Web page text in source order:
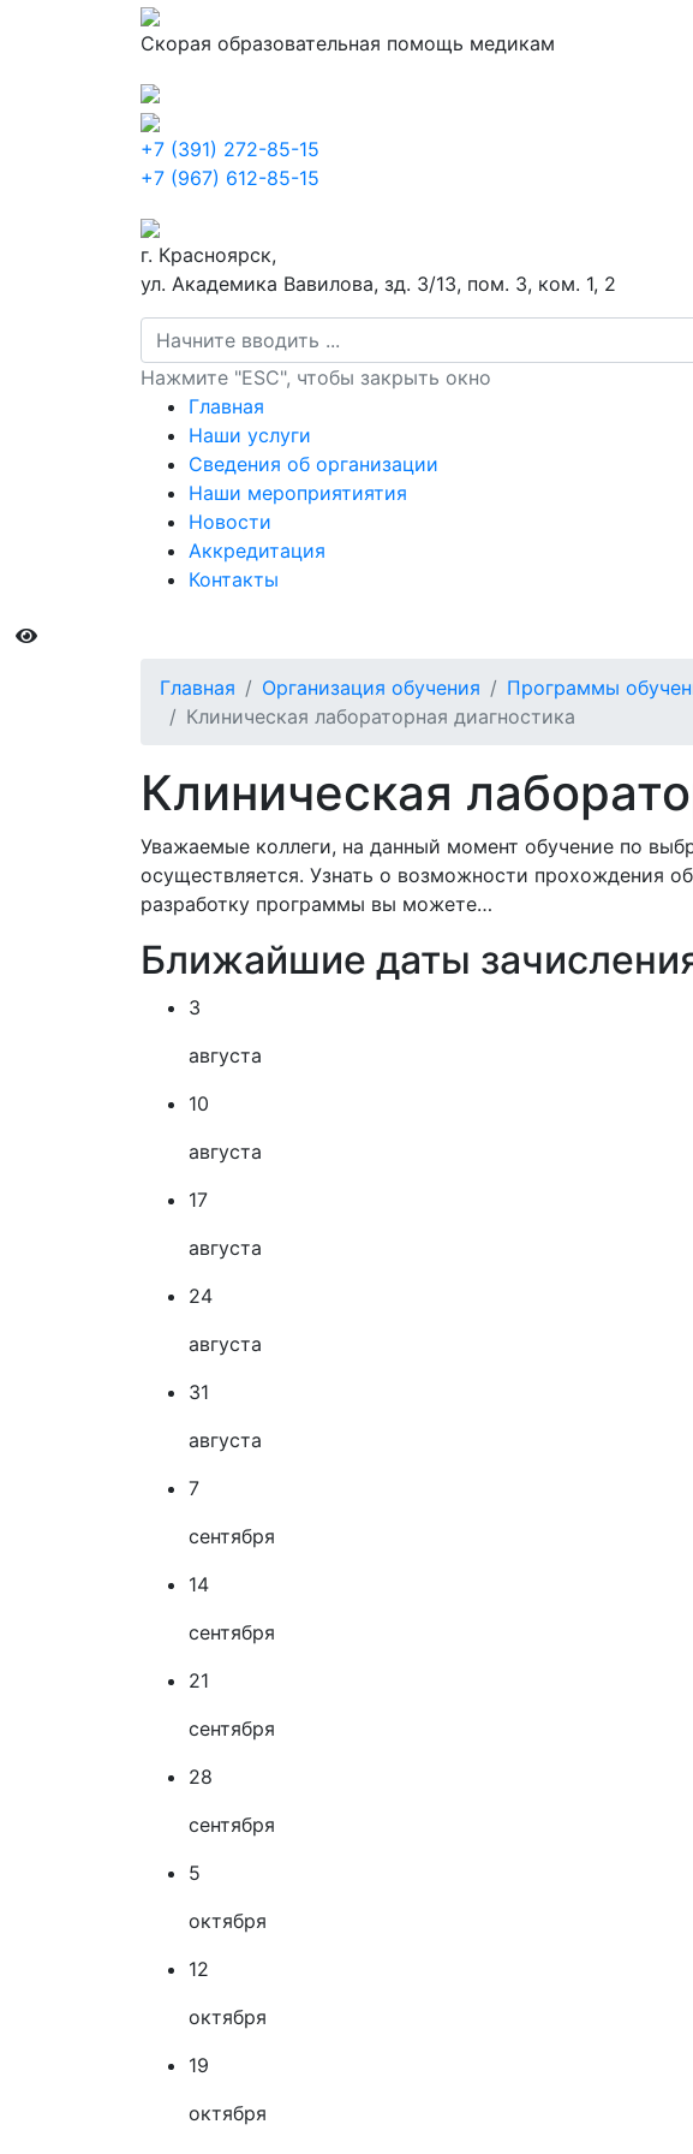
Скорая образовательная помощь медикам
+7 (391) 272-85-15
+7 (967) 612-85-15
г. Красноярск,
ул. Академика Вавилова, зд. 3/13, пом. 3, ком. 1, 2
Нажмите "ESC", чтобы закрыть окно
Главная
Наши услуги
Сведения об организации
Наши мероприятиятия
Новости
Аккредитация
Контакты
Главная Организация обучения Программы
Клиническая лабораторная диагностика
Клиническая
Уважаемые коллеги, на данный момент обучение по
осуществляется. Узнать о возможности прохождения
разработку программы вы можете…
Ближайшие даты
3
августа
10
августа
17
августа
24
августа
31
августа
7
сентября
14
сентября
21
сентября
28
сентября
5
октября
12
октября
19
октября